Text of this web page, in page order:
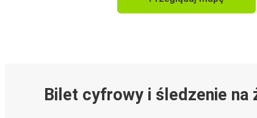
Bilet cyfrowy i śledzenie na